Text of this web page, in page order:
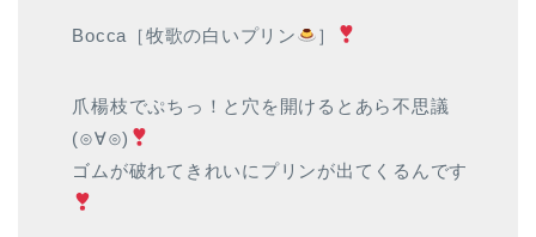
Bocca［牧歌の白いプリン ］
爪楊枝でぷちっ！と穴を開けるとあら不思議
(⊙∀⊙)
ゴムが破れてきれいにプリンが出てくるんです